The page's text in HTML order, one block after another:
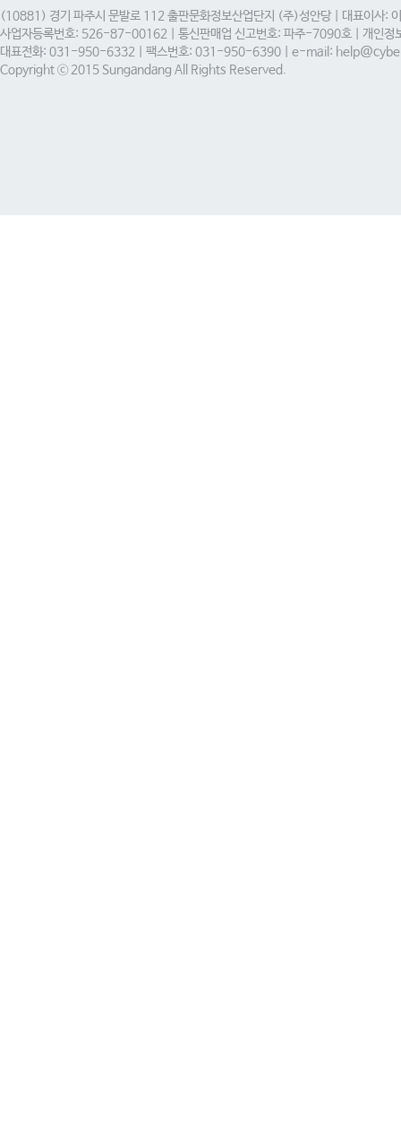
(10881) 경기 파주시 문발로 112 출판문화정보산업단지 (주)성안당 | 대표이사:
사업자등록번호: 526-87-00162 | 통신판매업 신고번호: 파주-7090호 | 개인정
대표전화: 031-950-6332 | 팩스번호: 031-950-6390 | e-mail:
Copyright ⓒ 2015 Sungandang All Rights Reserved.